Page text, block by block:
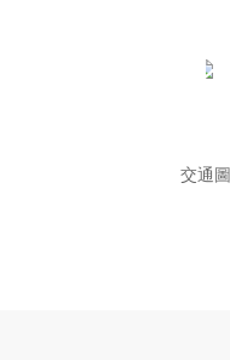
交通圖